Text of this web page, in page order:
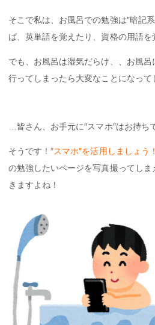
そこで私は、お風呂での勉強は″暗記
ば、英単語を覚えたり、資格の用語を
でも、お風呂は湿気だらけ、、お風
行ってしまったら大変なことになって
…皆さん、お手元に″スマホ″はお持ち
そうです！″スマホ″を活用しましょう！
の勉強したいページを写真撮ってしま
きますよね！